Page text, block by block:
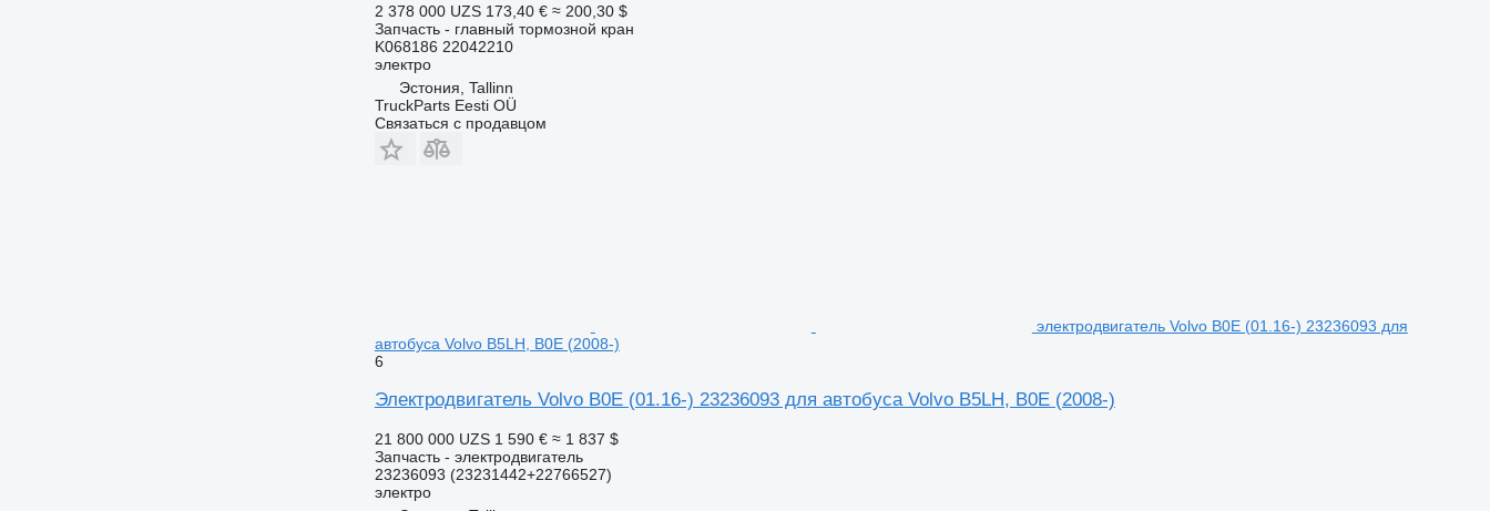
2 378 000 UZS 173,40 € ≈ 200,30 $
Запчасть - главный тормозной кран
K068186 22042210
электро
Эстония, Tallinn
TruckParts Eesti OÜ
Связаться с продавцом
электродвигатель Volvo B0E (01.16-) 23236093 для
автобуса Volvo B5LH, B0E (2008-)
6
Электродвигатель Volvo B0E (01.16-) 23236093 для автобуса Volvo B5LH, B0E (2008-)
21 800 000 UZS 1 590 € ≈ 1 837 $
Запчасть - электродвигатель
23236093 (23231442+22766527)
электро